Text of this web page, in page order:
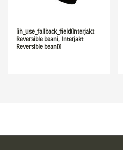
[ih_use_fallback_field(Interjakt
Reversible beani, Interjakt
Reversible beani)]